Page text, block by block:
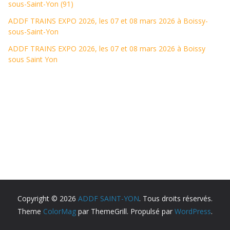
sous-Saint-Yon (91)
ADDF TRAINS EXPO 2026, les 07 et 08 mars 2026 à Boissy-
sous-Saint-Yon
ADDF TRAINS EXPO 2026, les 07 et 08 mars 2026 à Boissy
sous Saint Yon
Copyright © 2026 ADDF SAINT-YON. Tous droits réservés.
Theme ColorMag par ThemeGrill. Propulsé par WordPress.